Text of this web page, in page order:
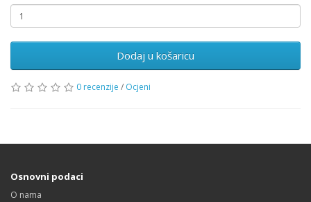
Dodaj u košaricu
0 recenzije / Ocjeni
Osnovni podaci
O nama